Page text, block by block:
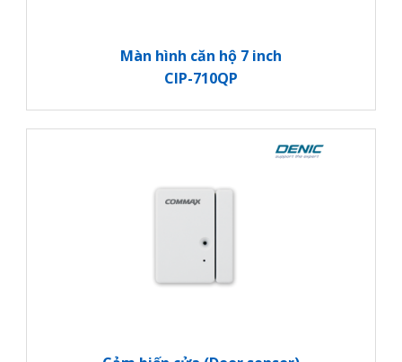
Màn hình căn hộ 7 inch
CIP-710QP